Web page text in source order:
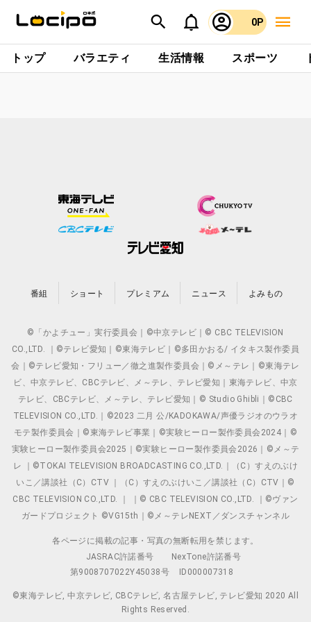
0P
トップ バラエティ 生活情報 スポーツ
番組 ショート プレミアム ニュース よみもの
©「かよチュー」実行委員会｜©中京テレビ｜© CBC TELEVISION
CO.,LTD. ｜©テレビ愛知｜©東海テレビ｜©多田かおる/ イタキス製作委員
会｜©テレビ愛知・フリュー／徹之進製作委員会｜©メ～テレ｜©東海テレ
ビ、中京テレビ、CBCテレビ、メ～テレ、テレビ愛知｜東海テレビ、中京
テレビ、CBCテレビ、メ～テレ、テレビ愛知｜© Studio Ghibli｜©CBC
TELEVISION CO.,LTD.｜©2023 二月 公/KADOKAWA/声優ラジオのウラオ
モテ製作委員会｜©東海テレビ事業｜©実験ヒーロー製作委員会2024｜©
実験ヒーロー製作委員会2025｜©実験ヒーロー製作委員会2026｜©メ～テ
レ ｜©TOKAI TELEVISION BROADCASTING CO.,LTD.｜（C）すえのぶけ
いこ／講談社（C）CTV ｜（C）すえのぶけいこ／講談社（C）CTV｜©
CBC TELEVISION CO.,LTD. ｜ ｜© CBC TELEVISION CO.,LTD. ｜©ヴァン
ガードプロジェクト ©VG15th｜©メ～テレNEXT／ダンスチャンネル
各ページに掲載の記事・写真の無断転用を禁じます。
JASRAC許諾番号
NexTone許諾番号
第9008707022Y45038号
ID000007318
©東海テレビ, 中京テレビ, CBCテレビ, 名古屋テレビ, テレビ愛知 2020 All
Rights Reserved.